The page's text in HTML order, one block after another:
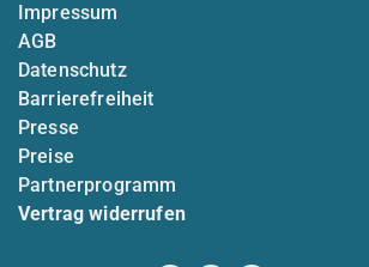
Impressum
AGB
Datenschutz
Barrierefreiheit
Presse
Preise
Partnerprogramm
Vertrag widerrufen